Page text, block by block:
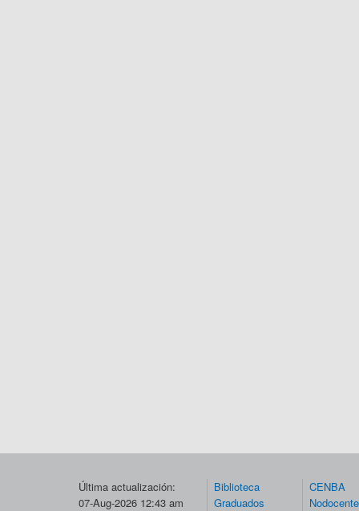
Última actualización:
07-Aug-2026 12:43 am
Biblioteca
Graduados
CENBA